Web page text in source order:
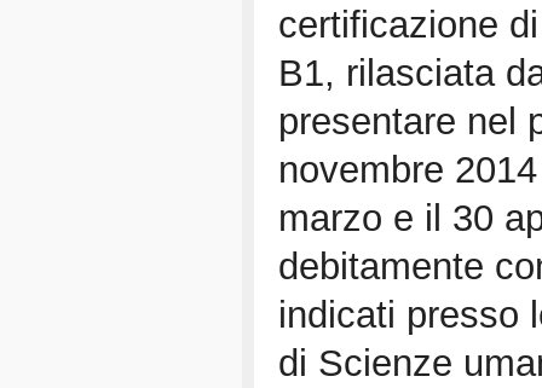
certificazione
B1, rilasciata
presentare nel
novembre
marzo e il 30
debitamente
indicati presso
di Scienze